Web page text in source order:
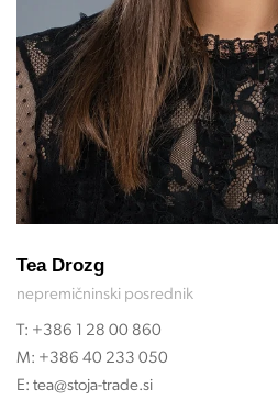
Tea Drozg
nepremičninski posrednik
T: +386 1 28 00 860
M: +386 40 233 050
E: tea@stoja-trade.si